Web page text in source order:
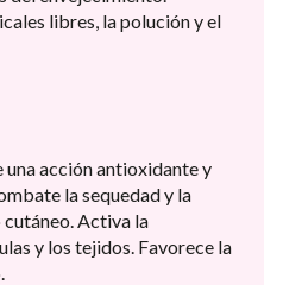
libres, la polución y el
una acción antioxidante y
la sequedad y la
Activa la
y los tejidos. Favorece la